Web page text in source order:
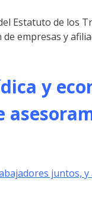
Estatuto de los
empresas y
y
juntos,